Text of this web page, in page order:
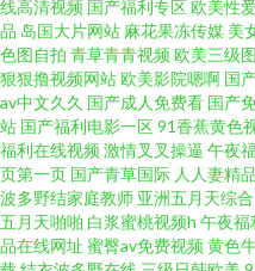
白浆巨乳白虎 91黄色网页 欧韩v
线视频 久久草草草在线 成人的视
二区www A片网在线 亚洲日韩电影
区 91亚洲人妻在线观看 丝袜久久
线高清视频 国产福利专区欧美性
品 岛国大片网站 麻花果冻传媒 美
色图自拍 青草青青视频欧美三级
狠狠撸视频网站欧美影院嗯啊 国
av中文久久 国产成人免费看 国产
站 国产福利电影一区91香蕉黄色
福利在线视频激情叉叉操逼 午夜
页第一页 国产青草国际 人人妻精
波多野结家庭教师 亚洲五月天综合
五月天啪啪 白浆蜜桃视频h 午夜福
品在线网址 蜜臀av免费视频黄色